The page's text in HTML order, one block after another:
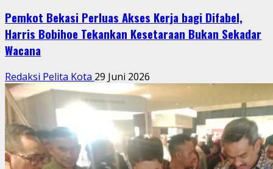
Pemkot Bekasi Perluas Akses Kerja bagi Difabel,
Harris Bobihoe Tekankan Kesetaraan Bukan Sekadar
Wacana
Redaksi Pelita Kota 29 Juni 2026